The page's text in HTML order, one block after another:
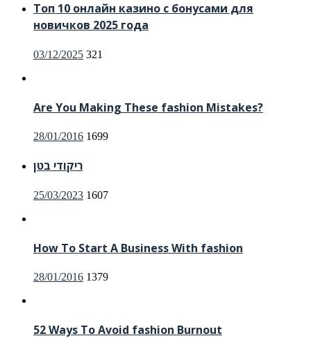
Топ 10 онлайн казино с бонусами для
новичков 2025 года
Posted
03/12/2025 321
Are You Making These fashion Mistakes?
Posted
28/01/2016 1699
ריקודי בטן
Posted
25/03/2023 1607
How To Start A Business With fashion
Posted
28/01/2016 1379
52 Ways To Avoid fashion Burnout